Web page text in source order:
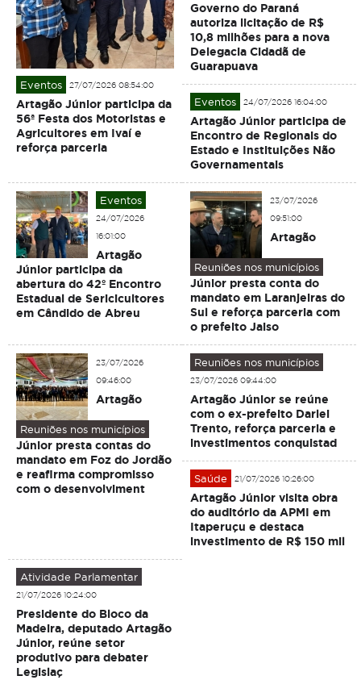
Eventos 27/07/2026 08:54:00
Artagão Júnior participa da
56ª Festa dos Motoristas e
Agricultores em Ivaí e
reforça parceria
Governo do Paraná
autoriza licitação de R$
10,8 milhões para a nova
Delegacia Cidadã de
Guarapuava
Eventos 24/07/2026 16:04:00
Artagão Júnior participa de
Encontro de Regionais do
Estado e Instituições Não
Governamentais
Eventos
24/07/2026
16:01:00
Artagão
Júnior participa da
abertura do 42º Encontro
Estadual de Sericicultores
em Cândido de Abreu
Reuniões nos municípios
23/07/2026
09:51:00
Artagão
Júnior presta conta do
mandato em Laranjeiras do
Sul e reforça parceria com
o prefeito Jaiso
Reuniões nos municípios
23/07/2026
09:46:00
Artagão
Júnior presta contas do
mandato em Foz do Jordão
e reafirma compromisso
com o desenvolviment
Reuniões nos municípios
23/07/2026 09:44:00
Artagão Júnior se reúne
com o ex-prefeito Darlei
Trento, reforça parceria e
investimentos conquistad
Saúde 21/07/2026 10:26:00
Artagão Júnior visita obra
do auditório da APMI em
Itaperuçu e destaca
investimento de R$ 150 mil
Atividade Parlamentar
21/07/2026 10:24:00
Presidente do Bloco da
Madeira, deputado Artagão
Júnior, reúne setor
produtivo para debater
Legislaç